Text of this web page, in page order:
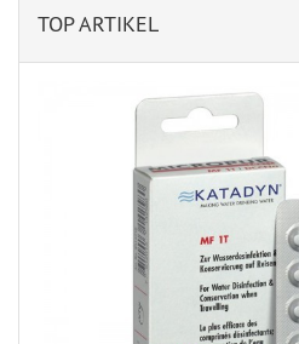
TOP ARTIKEL